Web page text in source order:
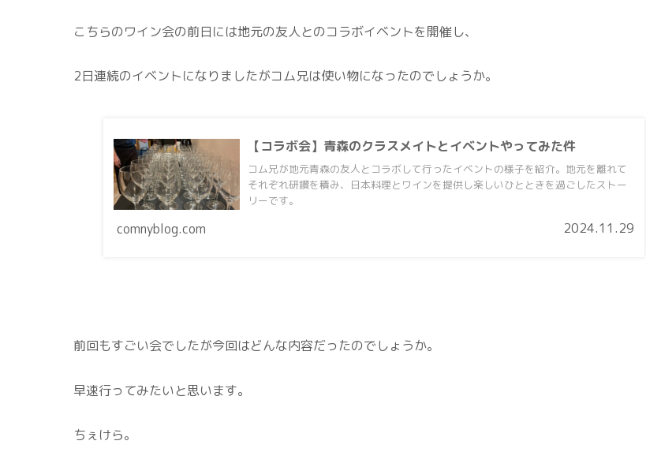
こちらのワイン会の前日には地元の友人とのコラボイベントを開催し、
2日連続のイベントになりましたがコム兄は使い物になったのでしょうか。
【コラボ会】青森のクラスメイトとイベントやってみた件
コム兄が地元青森の友人とコラボして行ったイベントの様子を紹介。地元を離れて
それぞれ研鑽を積み、日本料理とワインを提供し楽しいひとときを過ごしたストー
リーです。
comnyblog.com 2024.11.29
前回もすごい会でしたが今回はどんな内容だったのでしょうか。
早速行ってみたいと思います。
ちぇけら。